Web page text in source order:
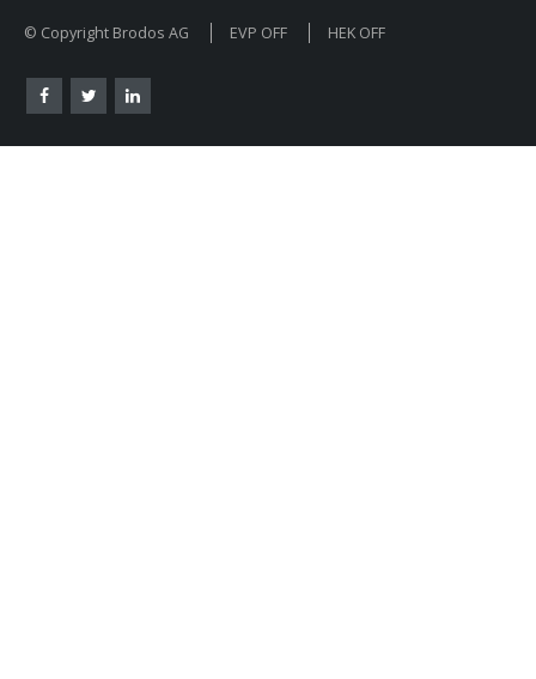
© Copyright Brodos AG EVP OFF HEK OFF